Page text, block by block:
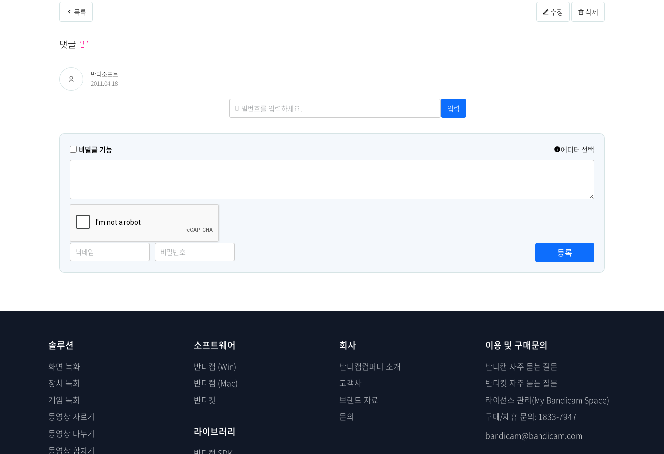
목록 수정 삭제
댓글 '1'
반디소프트
2011.04.18
비밀글 기능 에디터 선택
등록
솔루션
화면 녹화
장치 녹화
게임 녹화
동영상 자르기
동영상 나누기
동영상 합치기
소프트웨어
반디캠 (Win)
반디캠 (Mac)
반디컷
라이브러리
회사
반디캠컴퍼니 소개
고객사
브랜드 자료
문의
이용 및 구매문의
반디캠 자주 묻는 질문
반디컷 자주 묻는 질문
라이선스 관리(My Bandicam Space)
구매/제휴 문의: 1833-7947
bandicam@bandicam.com